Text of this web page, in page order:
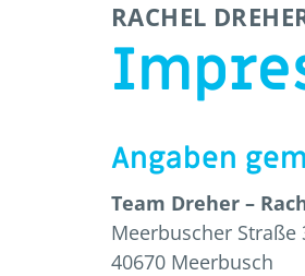
RACHEL
Angaben
Team Dreher –
Meerbuscher Straße
40670 Meerbusch